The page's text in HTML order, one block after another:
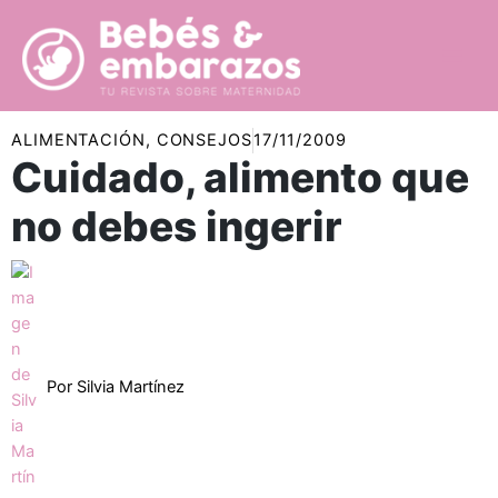
contenido
ALIMENTACIÓN, CONSEJOS17/11/2009
Cuidado, alimento que
no debes ingerir
Por Silvia Martínez